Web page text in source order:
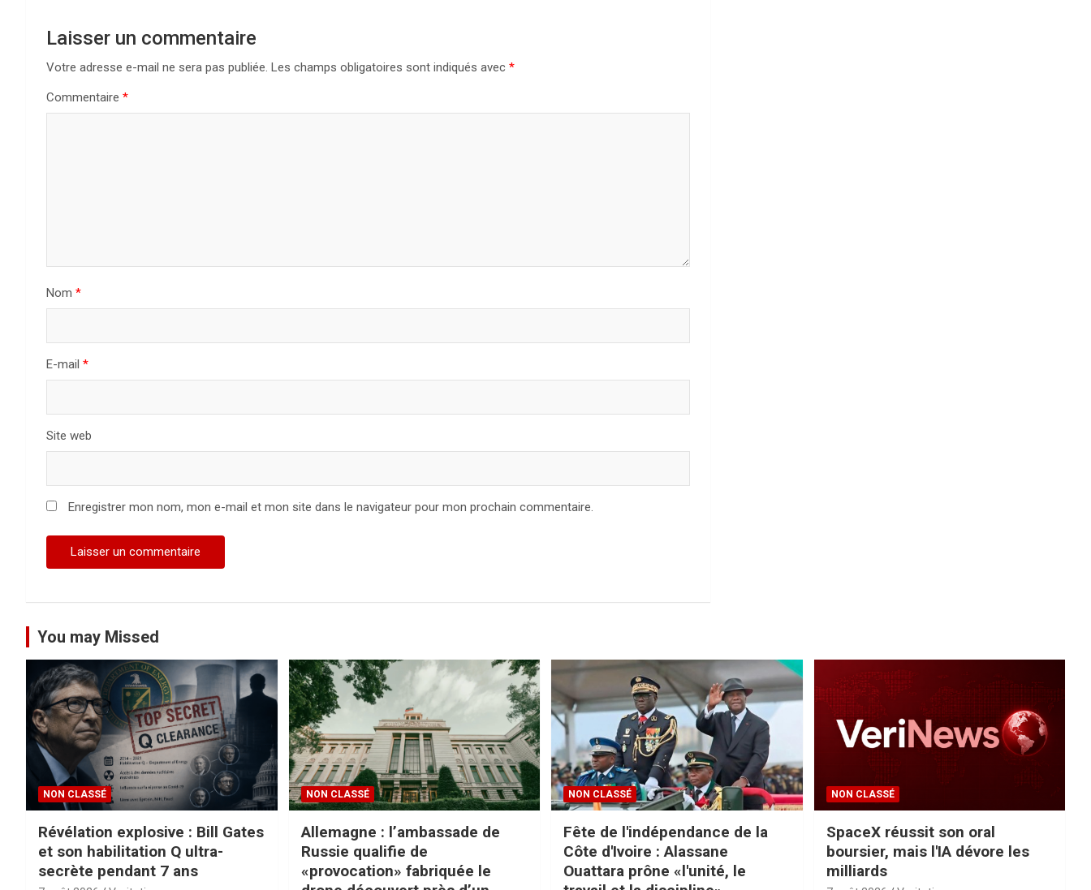
Laisser un commentaire
Votre adresse e-mail ne sera pas publiée. Les champs obligatoires sont indiqués avec *
Commentaire *
Nom *
E-mail *
Site web
Enregistrer mon nom, mon e-mail et mon site dans le navigateur pour mon prochain commentaire.
You may Missed
NON CLASSÉ
Révélation explosive : Bill Gates
et son habilitation Q ultra-
secrète pendant 7 ans
NON CLASSÉ
Allemagne : l’ambassade de
Russie qualifie de
«provocation» fabriquée le
NON CLASSÉ
Fête de l'indépendance de la
Côte d'Ivoire : Alassane
Ouattara prône «l'unité, le
NON CLASSÉ
SpaceX réussit son oral
boursier, mais l'IA dévore les
milliards